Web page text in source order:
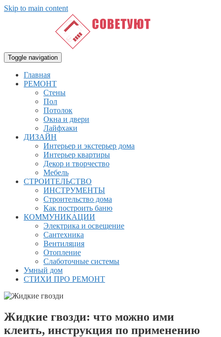
Skip to main content
Toggle navigation
Главная
РЕМОНТ
Стены
Пол
Потолок
Окна и двери
Лайфхаки
ДИЗАЙН
Интерьер и экстерьер дома
Интерьер квартиры
Декор и творчество
Мебель
СТРОИТЕЛЬСТВО
ИНСТРУМЕНТЫ
Строительство дома
Как построить баню
КОММУНИКАЦИИ
Электрика и освещение
Сантехника
Вентиляция
Отопление
Слаботочные системы
Умный дом
СТИХИ ПРО РЕМОНТ
Жидкие гвозди: что можно ими
клеить, инструкция по применению